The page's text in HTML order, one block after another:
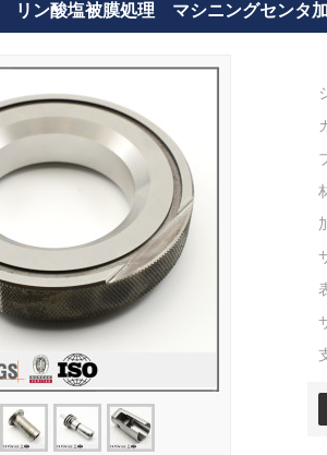
リン酸塩被膜処理 マシニングセンタ